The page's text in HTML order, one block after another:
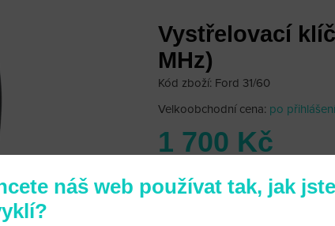
Vystřelovací
MHz)
Kód zboží: Ford 31/60
Velkoobchodní cena: po přihlášení
1 700 Kč
Vystřelovací klíč Ford 3 tlačítka s
náš web používat tak, jak jste